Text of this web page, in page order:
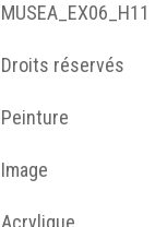
MUSEA_EX06_H11
Droits réservés
Peinture
Image
Acrylique